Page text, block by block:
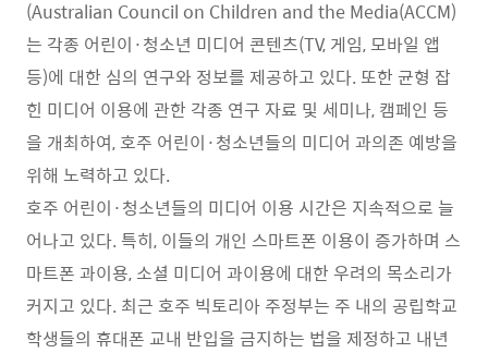
(Australian Council on Children and the Media(ACCM)
는 각종 어린이 ·청소년 미디어 콘텐츠(TV, 게임,모바일 앱
등)에 대한 심의 연구와 정보를 제공하고 있다. 또한 균형 잡
힌 미디어 이용에 관한 각종 연구 자료 및 세미나, 캠페인 등
을 개최하여,호주 어린이 ·청소년들의 미디어 과의존 예방을
위해 노력하고 있다.
호주 어린이 ·청소년들의 미디어 이용 시간은 지속적으로 늘
어나고 있다. 특히, 이들의 개인 스마트폰 이용이 증가하며 스
마트폰 과이용,소셜 미디어 과이용에 대한 우려의 목소리가
커지고 있다. 최근 호주 빅토리아 주정부는 주 내의 공립학교
학생들의 휴대폰 교내 반입을 금지하는 법을 제정하고 내년